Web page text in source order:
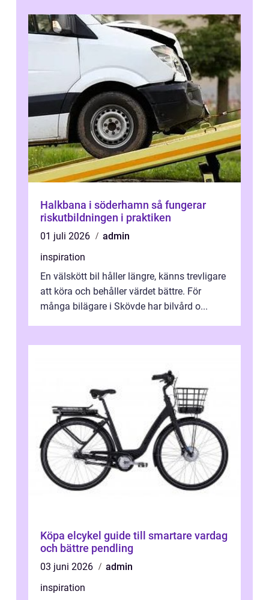
Halkbana i söderhamn så fungerar
riskutbildningen i praktiken
01 juli 2026
admin
inspiration
En välskött bil håller längre, känns trevligare
att köra och behåller värdet bättre. För
många bilägare i Skövde har bilvård o...
Köpa elcykel guide till smartare vardag
och bättre pendling
03 juni 2026
admin
inspiration